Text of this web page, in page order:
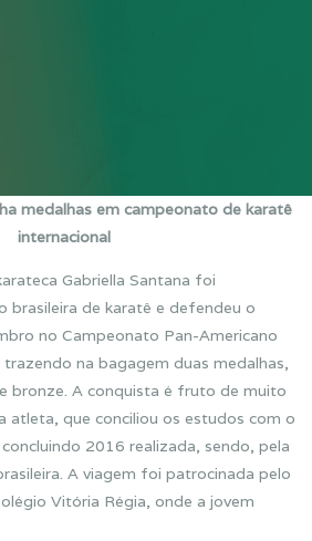
medalhasem campeonato de karatê
internacional
Gabriella Santana foi
brasileira de karatê e defendeu o
no Campeonato Pan-Americano
na bagagem duas medalhas,
bronze. A conquista é fruto de muito
atleta, que conciliou os estudos com o
2016 realizada, sendo, pela
A viagem foi patrocinada pelo
Vitória Régia, onde a jovem